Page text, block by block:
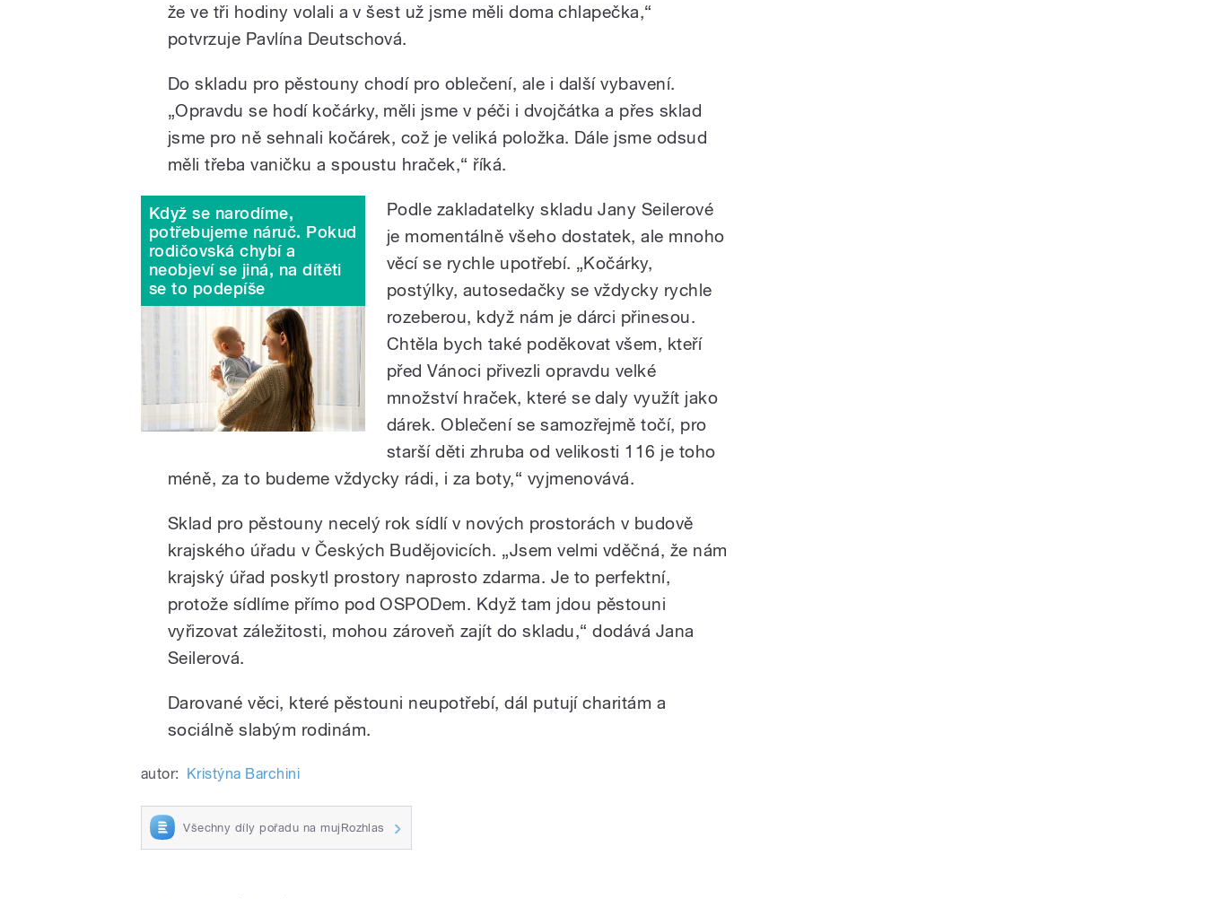
že ve tři hodiny volali a v šest už jsme měli doma chlapečka,“
potvrzuje Pavlína Deutschová.
Do skladu pro pěstouny chodí pro oblečení, ale i další vybavení.
„Opravdu se hodí kočárky, měli jsme v péči i dvojčátka a přes sklad
jsme pro ně sehnali kočárek, což je veliká položka. Dále jsme odsud
měli třeba vaničku a spoustu hraček,“ říká.
Když se narodíme,
potřebujeme náruč. Pokud
rodičovská chybí a
neobjeví se jiná, na dítěti
se to podepíše
Podle zakladatelky skladu Jany Seilerové
je momentálně všeho dostatek, ale mnoho
věcí se rychle upotřebí. „Kočárky,
postýlky, autosedačky se vždycky rychle
rozeberou, když nám je dárci přinesou.
Chtěla bych také poděkovat všem, kteří
před Vánoci přivezli opravdu velké
množství hraček, které se daly využít jako
dárek. Oblečení se samozřejmě točí, pro
starší děti zhruba od velikosti 116 je toho
méně, za to budeme vždycky rádi, i za boty,“ vyjmenovává.
Sklad pro pěstouny necelý rok sídlí v nových prostorách v budově
krajského úřadu v Českých Budějovicích. „Jsem velmi vděčná, že nám
krajský úřad poskytl prostory naprosto zdarma. Je to perfektní,
protože sídlíme přímo pod OSPODem. Když tam jdou pěstouni
vyřizovat záležitosti, mohou zároveň zajít do skladu,“ dodává Jana
Seilerová.
Darované věci, které pěstouni neupotřebí, dál putují charitám a
sociálně slabým rodinám.
autor: Kristýna Barchini
Všechny díly pořadu na mujRozhlas